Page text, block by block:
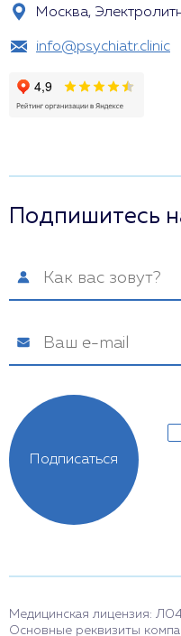
Москва,
info@psychiatr.clinic
Подпишитесь
Подписаться
Медицинская лицензия:
Основные реквизиты